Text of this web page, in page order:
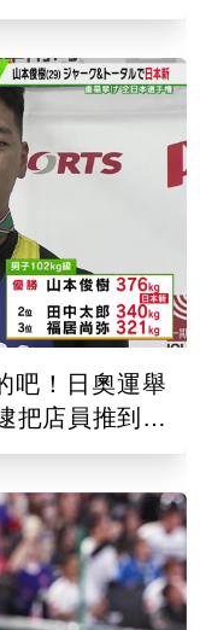
吧！日奧運舉
把店員推到骨